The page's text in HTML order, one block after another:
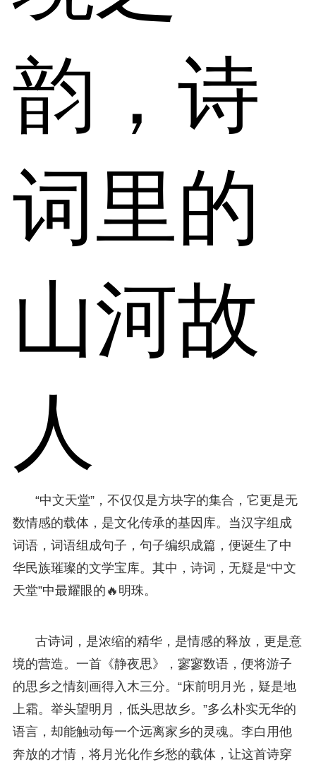
韵，诗
词里的
山河故
人
“中文天堂”，不仅仅是方块字的集合，它更是无
数情感的载体，是文化传承的基因库。当汉字组成
词语，词语组成句子，句子编织成篇，便诞生了中
华民族璀璨的文学宝库。其中，诗词，无疑是“中文
天堂”中最耀眼的🔥明珠。
古诗词，是浓缩的精华，是情感的释放，更是意
境的营造。一首《静夜思》，寥寥数语，便将游子
的思乡之情刻画得入木三分。“床前明月光，疑是地
上霜。举头望明月，低头思故乡。”多么朴实无华的
语言，却能触动每一个远离家乡的灵魂。李白用他
奔放的才情，将月光化作乡愁的载体，让这首诗穿